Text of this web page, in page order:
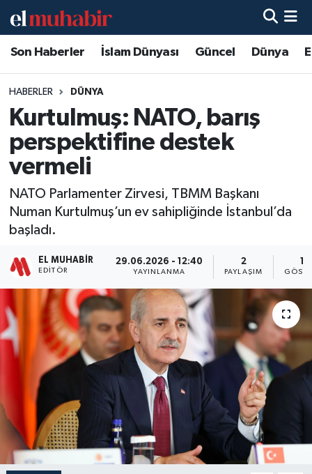
Son Haberler İslam Dünyası Güncel Dünya
HABERLER DÜNYA
Kurtulmuş: NATO, barış
perspektifine destek
vermeli
NATO Parlamenter Zirvesi, TBMM Başkanı
Numan Kurtulmuş’un ev sahipliğinde İstanbul’da
başladı.
EL MUHABIR
EDITÖR
29.06.2026 - 12:40
YAYINLANMA
2
PAYLAŞIM
Hava Durumu
Trafik Durumu
Süper Lig Puan Durumu ve Fikstür
Tüm Manşetler
Son Dakika Haberleri
Haber Arşivi